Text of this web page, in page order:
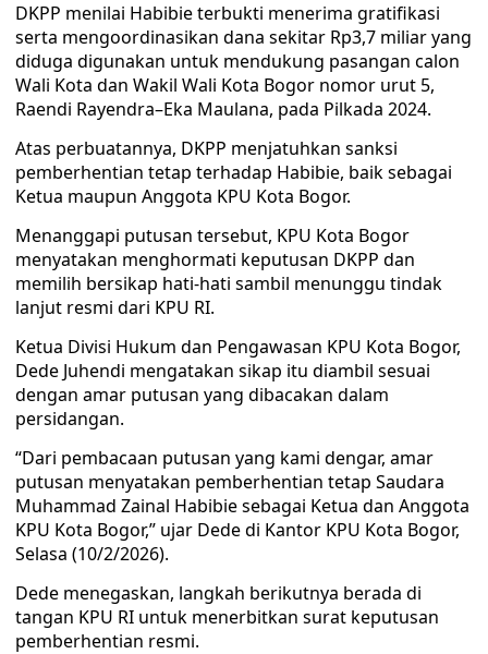
DKPP menilai Habibie terbukti menerima gratifikasi
serta mengoordinasikan dana sekitar Rp3,7 miliar yang
diduga digunakan untuk mendukung pasangan calon
Wali Kota dan Wakil Wali Kota Bogor nomor urut 5,
Raendi Rayendra–Eka Maulana, pada Pilkada 2024.
Atas perbuatannya, DKPP menjatuhkan sanksi
pemberhentian tetap terhadap Habibie, baik sebagai
Ketua maupun Anggota KPU Kota Bogor.
Menanggapi putusan tersebut, KPU Kota Bogor
menyatakan menghormati keputusan DKPP dan
memilih bersikap hati-hati sambil menunggu tindak
lanjut resmi dari KPU RI.
Ketua Divisi Hukum dan Pengawasan KPU Kota Bogor,
Dede Juhendi mengatakan sikap itu diambil sesuai
dengan amar putusan yang dibacakan dalam
persidangan.
“Dari pembacaan putusan yang kami dengar, amar
putusan menyatakan pemberhentian tetap Saudara
Muhammad Zainal Habibie sebagai Ketua dan Anggota
KPU Kota Bogor,” ujar Dede di Kantor KPU Kota Bogor,
Selasa (10/2/2026).
Dede menegaskan, langkah berikutnya berada di
tangan KPU RI untuk menerbitkan surat keputusan
pemberhentian resmi.